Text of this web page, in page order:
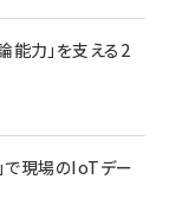
能力」を支える2
現場のIoTデー